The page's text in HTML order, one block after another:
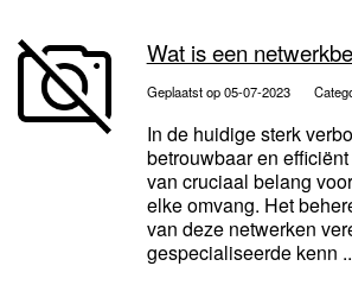
Wat is een
Geplaatst op 05-07-2023
In de huidige sterk
betrouwbaar en
van cruciaal belang
elke omvang. Het
van deze netwerken
gespecialiseerde kenn